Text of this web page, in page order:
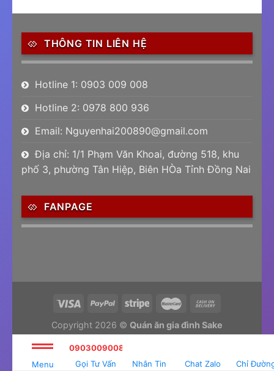
THÔNG TIN LIÊN HỆ
Hotline 1: 0903 009 008
Hotline 2: 0978 800 936
Email: Nguyenhai200890@gmail.com
Địa chỉ: 1/1 Phạm Văn Khoai, đường 518, khu
phố 3, phường Tân Hiệp, Biên HÒa Tỉnh Đồng Nai
FANPAGE
Copyright 2026 © Quán ăn gia đình Sake
Menu
0903009008
Gọi Tư Vấn
Nhắn Tin Chat Zalo Chỉ